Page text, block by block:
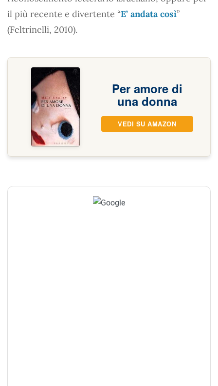
il più recente e divertente “E’ andata così”
(Feltrinelli, 2010).
Per amore di
una donna
VEDI SU AMAZON